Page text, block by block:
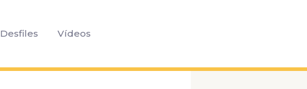
Desfiles Vídeos